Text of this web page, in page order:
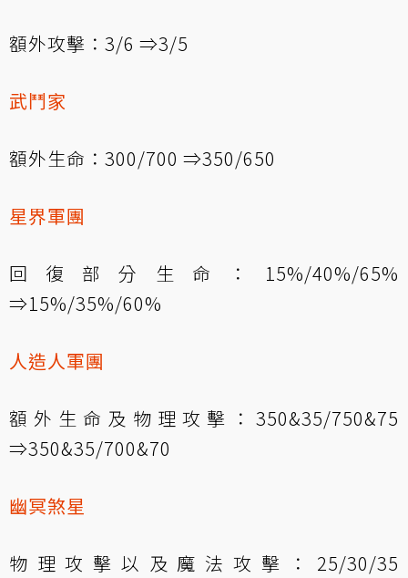
額外攻擊：3/6 ⇒3/5
武鬥家
額外生命：300/700 ⇒350/650
星界軍團
回復部分生命：15%/40%/65%
⇒15%/35%/60%
人造人軍團
額外生命及物理攻擊：350&35/750&75
⇒350&35/700&70
幽冥煞星
物理攻擊以及魔法攻擊：25/30/35